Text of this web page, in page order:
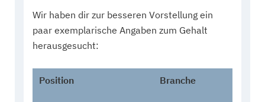
Wir haben dir zur besseren Vorstellung ein
paar exemplarische Angaben zum Gehalt
herausgesucht:
Position Branche